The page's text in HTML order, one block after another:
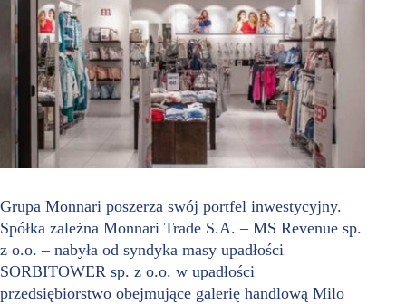
Grupa Monnari poszerza swój portfel inwestycyjny.
Spółka zależna Monnari Trade S.A. – MS Revenue sp.
z o.o. – nabyła od syndyka masy upadłości
SORBITOWER sp. z o.o. w upadłości
przedsiębiorstwo obejmujące galerię handlową Milo